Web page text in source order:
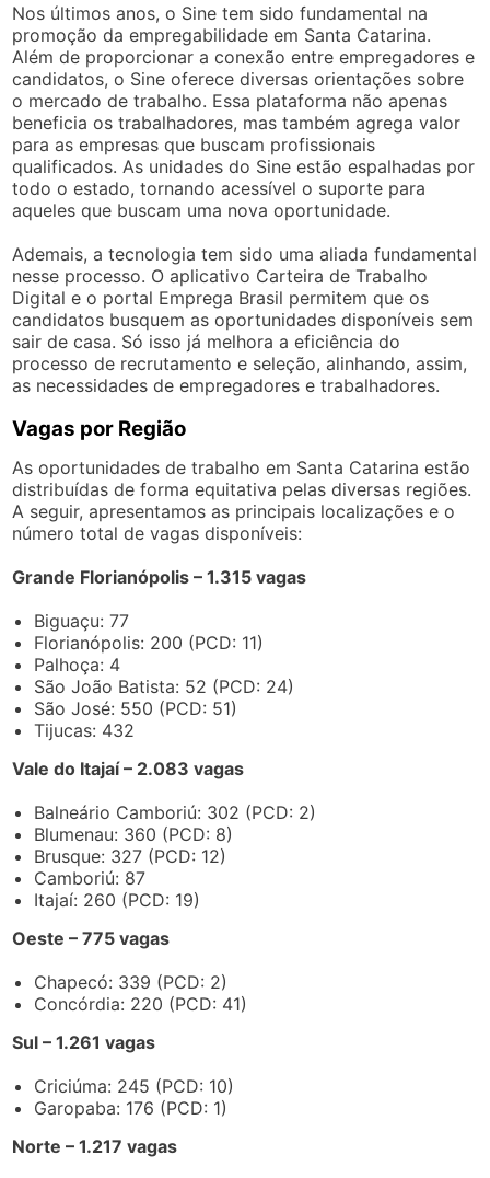
Nos últimos anos, o Sine tem sido fundamental na
promoção da empregabilidade em Santa Catarina.
Além de proporcionar a conexão entre empregadores e
candidatos, o Sine oferece diversas orientações sobre
o mercado de trabalho. Essa plataforma não apenas
beneficia os trabalhadores, mas também agrega valor
para as empresas que buscam profissionais
qualificados. As unidades do Sine estão espalhadas por
todo o estado, tornando acessível o suporte para
aqueles que buscam uma nova oportunidade.
Ademais, a tecnologia tem sido uma aliada fundamental
nesse processo. O aplicativo Carteira de Trabalho
Digital e o portal Emprega Brasil permitem que os
candidatos busquem as oportunidades disponíveis sem
sair de casa. Só isso já melhora a eficiência do
processo de recrutamento e seleção, alinhando, assim,
as necessidades de empregadores e trabalhadores.
Vagas por Região
As oportunidades de trabalho em Santa Catarina estão
distribuídas de forma equitativa pelas diversas regiões.
A seguir, apresentamos as principais localizações e o
número total de vagas disponíveis:
Grande Florianópolis – 1.315 vagas
Biguaçu: 77
Florianópolis: 200 (PCD: 11)
Palhoça: 4
São João Batista: 52 (PCD: 24)
São José: 550 (PCD: 51)
Tijucas: 432
Vale do Itajaí – 2.083 vagas
Balneário Camboriú: 302 (PCD: 2)
Blumenau: 360 (PCD: 8)
Brusque: 327 (PCD: 12)
Camboriú: 87
Itajaí: 260 (PCD: 19)
Oeste – 775 vagas
Chapecó: 339 (PCD: 2)
Concórdia: 220 (PCD: 41)
Sul – 1.261 vagas
Criciúma: 245 (PCD: 10)
Garopaba: 176 (PCD: 1)
Norte – 1.217 vagas